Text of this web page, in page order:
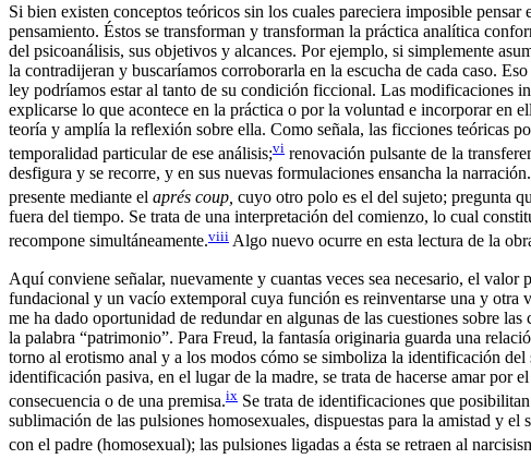
Si bien existen conceptos teóricos sin los cuales pareciera imposible
pensamiento. Éstos se transforman y transforman la práctica analítica
del psicoanálisis, sus objetivos y alcances. Por ejemplo, si simplemente
la contradijeran y buscaríamos corroborarla en la escucha de cada caso.
ley podríamos estar al tanto de su condición ficcional. Las modificaciones
explicarse lo que acontece en la práctica o por la voluntad e incorporar en
teoría y amplía la reflexión sobre ella. Como señala, las ficciones teóricas
temporalidad particular de ese análisis;vi renovación pulsante de la
desfigura y se recorre, y en sus nuevas formulaciones ensancha la
presente mediante el aprés coup, cuyo otro polo es el del sujeto; pregunta
fuera del tiempo. Se trata de una interpretación del comienzo, lo cual
recompone simultáneamente.viii Algo nuevo ocurre en esta lectura de la
Aquí conviene señalar, nuevamente y cuantas veces sea necesario, el
fundacional y un vacío extemporal cuya función es reinventarse una y otra
me ha dado oportunidad de redundar en algunas de las cuestiones sobre
la palabra “patrimonio”. Para Freud, la fantasía originaria guarda una
torno al erotismo anal y a los modos cómo se simboliza la identificación
identificación pasiva, en el lugar de la madre, se trata de hacerse amar por
consecuencia o de una premisa.ix Se trata de identificaciones que
sublimación de las pulsiones homosexuales, dispuestas para la amistad y
con el padre (homosexual); las pulsiones ligadas a ésta se retraen al